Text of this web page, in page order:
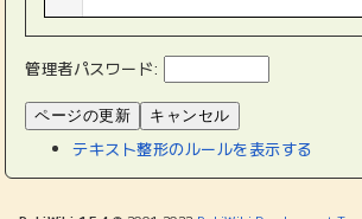
管理者パスワード:
テキスト整形のルールを表示する